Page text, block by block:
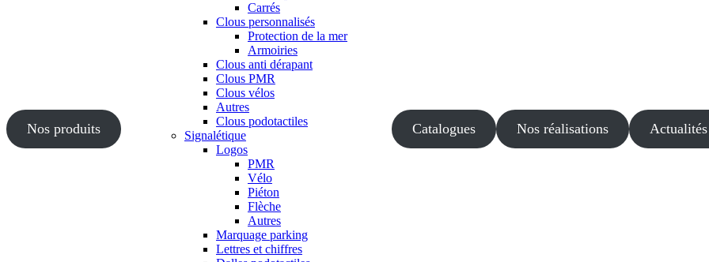
Nos produits
Carrés
Clous personnalisés
Protection de la mer
Armoiries
Clous anti dérapant
Clous PMR
Clous vélos
Autres
Clous podotactiles
Signalétique
Logos
PMR
Vélo
Piéton
Flèche
Autres
Marquage parking
Lettres et chiffres
Catalogues Nos réalisations Actualités